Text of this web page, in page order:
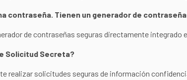
contraseña. Tienen un generador de
de contraseñas seguras directamente integrado
Solicitud Secreta?
realizar solicitudes seguras de información